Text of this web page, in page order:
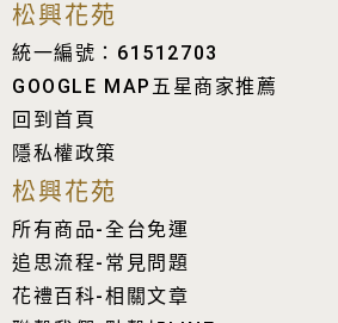
松興花苑
統一編號：61512703
GOOGLE MAP五星商家推薦
回到首頁
隱私權政策
松興花苑
所有商品-全台免運
追思流程-常見問題
花禮百科-相關文章